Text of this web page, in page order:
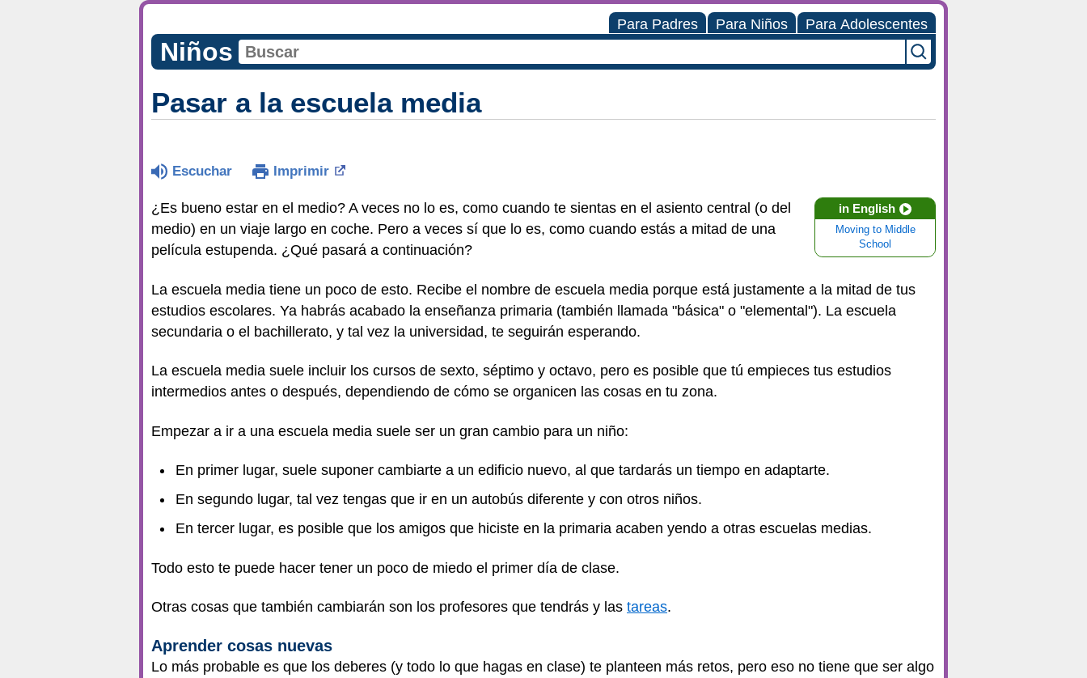
Para Padres Para Niños Para Adolescentes
Niños
Pasar a la escuela media
Escuchar Imprimir
in English
Moving to Middle
School
¿Es bueno estar en el medio? A veces no lo es, como cuando te sientas en el asiento central (o del
medio) en un viaje largo en coche. Pero a veces sí que lo es, como cuando estás a mitad de una
película estupenda. ¿Qué pasará a continuación?
La escuela media tiene un poco de esto. Recibe el nombre de escuela media porque está justamente a la mitad de tus
estudios escolares. Ya habrás acabado la enseñanza primaria (también llamada "básica" o "elemental"). La escuela
secundaria o el bachillerato, y tal vez la universidad, te seguirán esperando.
La escuela media suele incluir los cursos de sexto, séptimo y octavo, pero es posible que tú empieces tus estudios
intermedios antes o después, dependiendo de cómo se organicen las cosas en tu zona.
Empezar a ir a una escuela media suele ser un gran cambio para un niño:
En primer lugar, suele suponer cambiarte a un edificio nuevo, al que tardarás un tiempo en adaptarte.
En segundo lugar, tal vez tengas que ir en un autobús diferente y con otros niños.
En tercer lugar, es posible que los amigos que hiciste en la primaria acaben yendo a otras escuelas medias.
Todo esto te puede hacer tener un poco de miedo el primer día de clase.
Otras cosas que también cambiarán son los profesores que tendrás y las tareas.
Aprender cosas nuevas
Lo más probable es que los deberes (y todo lo que hagas en clase) te planteen más retos, pero eso no tiene que ser algo